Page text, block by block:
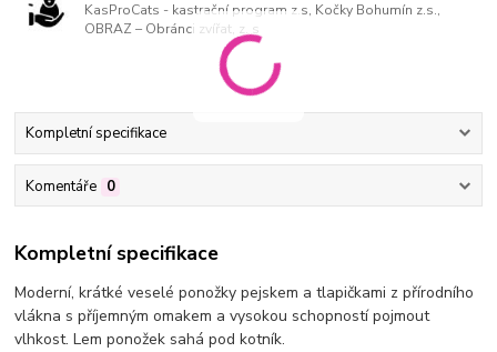
KasProCats - kastrační program z.s, Kočky Bohumín z.s.,
OBRAZ – Obránci zvířat, z. s
Kompletní specifikace
Komentáře 0
Kompletní specifikace
Moderní, krátké veselé ponožky pejskem a tlapičkami z přírodního
vlákna s příjemným omakem a vysokou schopností pojmout
vlhkost. Lem ponožek sahá pod kotník.